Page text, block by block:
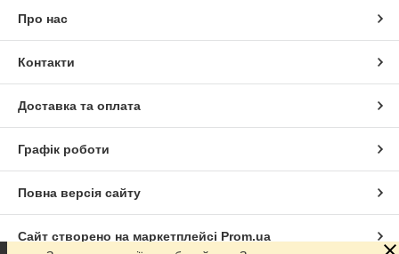
Про нас
Контакти
Доставка та оплата
Графік роботи
Повна версія сайту
Сайт створено на маркетплейсі Prom.ua